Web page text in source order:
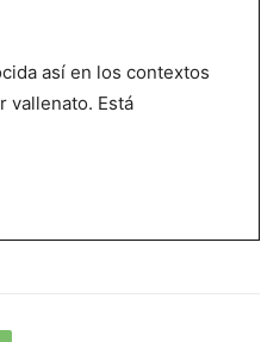
así en los contextos
vallenato. Está